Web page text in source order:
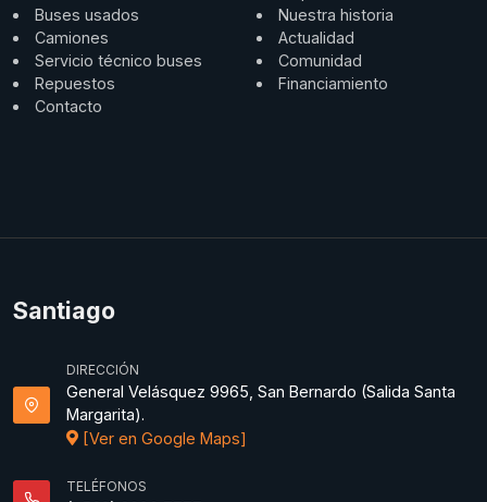
Buses usados
Camiones
Servicio técnico buses
Repuestos
Contacto
Nuestra historia
Actualidad
Comunidad
Financiamiento
Santiago
DIRECCIÓN
General Velásquez 9965, San Bernardo (Salida Santa
Margarita).
[Ver en Google Maps]
TELÉFONOS